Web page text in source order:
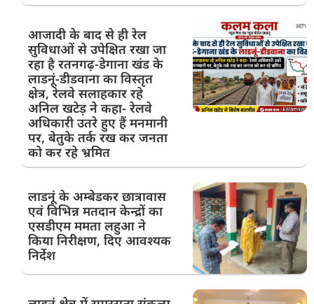
आजादी के बाद से ही रेल
सुविधाओं से उपेक्षित रखा जा
रहा है रतनगढ़-डेगाना खंड के
लाडनूं-डीडवाना का विस्तृत
क्षेत्र, रेलवे सलाहकार रहे
अनिल खटेड़ ने कहा- रेलवे
अधिकारी उतरे हुए हैं मनमानी
पर, बेतुके तर्क रख कर जनता
को कर रहे भ्रमित
लाडनूं के अम्बेडकर छात्रावास
एवं विभिन्न मतदान केन्द्रों का
एसडीएम ममता लहुआ ने
किया निरीक्षण, दिए आवश्यक
निर्देश